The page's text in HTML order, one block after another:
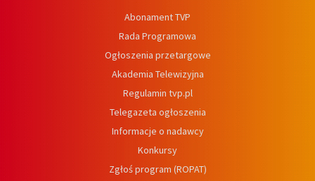
Abonament TVP
Rada Programowa
Ogłoszenia przetargowe
Akademia Telewizyjna
Regulamin tvp.pl
Telegazeta ogłoszenia
Informacje o nadawcy
Konkursy
Zgłoś program (ROPAT)